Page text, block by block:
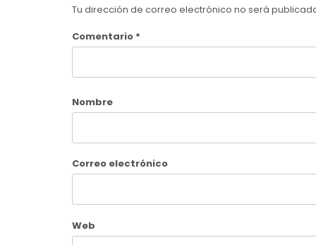
Tu dirección de correo electrónico no será
Comentario *
Nombre
Correo electrónico
Web